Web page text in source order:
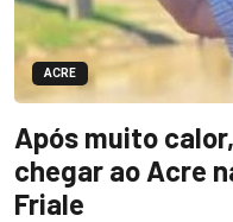
ACRE
Após muito
chegar ao Acre
Friale